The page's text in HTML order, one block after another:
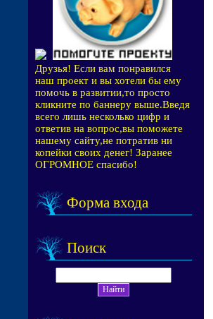
Друзья! Если вам понравился
наш проект и вы хотели бы ему
помочь в развитии,то просто
кликните по баннеру выше.Введя
всего лишь несколько цифр и
ответив на вопрос,вы поможете
нашему сайту,не потратив ни
копейки своих денег! Заранее
ОГРОМНОЕ спасибо!
Форма входа
Поиск